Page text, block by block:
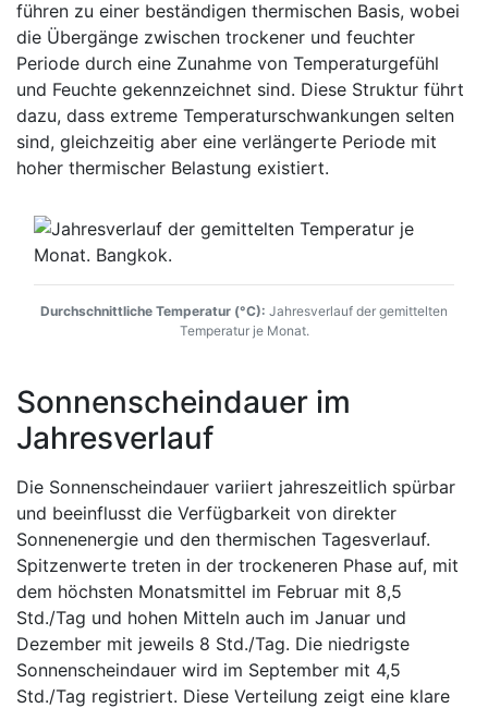
führen zu einer beständigen thermischen Basis, wobei
die Übergänge zwischen trockener und feuchter
Periode durch eine Zunahme von Temperaturgefühl
und Feuchte gekennzeichnet sind. Diese Struktur führt
dazu, dass extreme Temperaturschwankungen selten
sind, gleichzeitig aber eine verlängerte Periode mit
hoher thermischer Belastung existiert.
Durchschnittliche Temperatur (°C): Jahresverlauf der gemittelten
Temperatur je Monat.
Sonnenscheindauer im
Jahresverlauf
Die Sonnenscheindauer variiert jahreszeitlich spürbar
und beeinflusst die Verfügbarkeit von direkter
Sonnenenergie und den thermischen Tagesverlauf.
Spitzenwerte treten in der trockeneren Phase auf, mit
dem höchsten Monatsmittel im Februar mit 8,5
Std./Tag und hohen Mitteln auch im Januar und
Dezember mit jeweils 8 Std./Tag. Die niedrigste
Sonnenscheindauer wird im September mit 4,5
Std./Tag registriert. Diese Verteilung zeigt eine klare